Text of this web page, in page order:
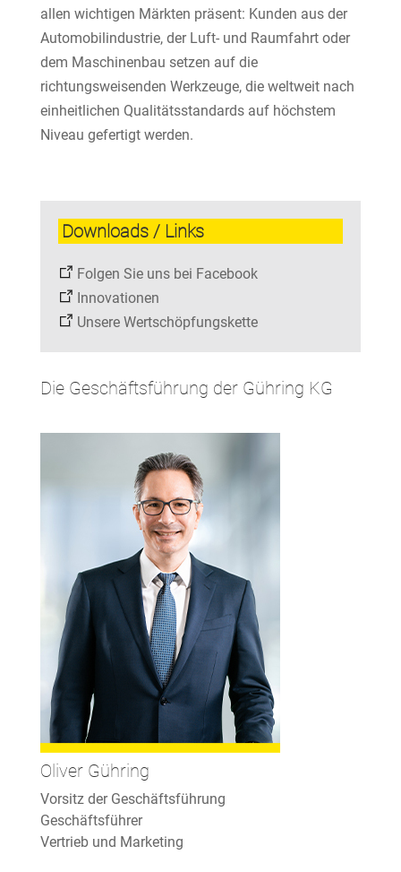
allen wichtigen Märkten präsent: Kunden aus der
Automobilindustrie, der Luft- und Raumfahrt oder
dem Maschinenbau setzen auf die
richtungsweisenden Werkzeuge, die weltweit nach
einheitlichen Qualitätsstandards auf höchstem
Niveau gefertigt werden.
Downloads / Links
Folgen Sie uns bei Facebook
Innovationen
Unsere Wertschöpfungskette
Die Geschäftsführung der Gühring KG
Oliver Gühring
Vorsitz der Geschäftsführung
Geschäftsführer
Vertrieb und Marketing